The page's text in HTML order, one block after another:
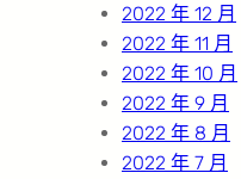
2022 年 12 月
2022 年 11 月
2022 年 10 月
2022 年 9 月
2022 年 8 月
2022 年 7 月